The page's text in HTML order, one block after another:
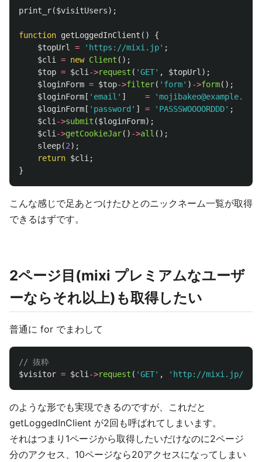
print_r($visitUsers);
function getLoggedInClient ()
{
$topUrl
= 'https://mixi.jp' ;
$cli
= new Client ();
$top = $cli ->request ( 'GET' , $topUrl );
$loginForm = $top->filter( 'form' ) ->form();
$loginForm [ 'email' ] =
'mojibakeo@example.com'
$loginForm [ 'password' ] = 'PASSSWOOOORDDD' ;
$cli ->submit ($loginForm);
$cli ->getCookieJar() ->all ();
sleep(2);
return $cli ;
}
こんな感じで足あとつけたひとのニックネーム一覧が取得
できるはずです。
2ページ目(mixi プレミアムなユーザ
ーならそれ以上)も取得したい
普通に for でまわして
// 抜粋
$visitor = $cli ->request ( 'GET' , 'http://mixi.jp/
のような形でも実現できるのですが、これだと
getLoggedInClient が2回も呼ばれてしまいます。
それはつまり1ページから取得したいだけなのに2ページ
分のアクセス、10ページなら20アクセスになってしまい